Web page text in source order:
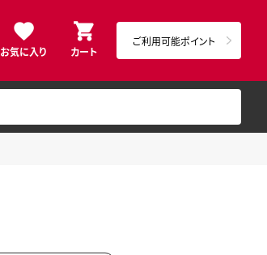
お気に入り カート
ご利用可能ポイント